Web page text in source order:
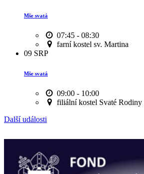
Mše svatá
07:45 - 08:30
farní kostel sv. Martina
09 SRP
Mše svatá
09:00 - 10:00
filiální kostel Svaté Rodiny
Další události